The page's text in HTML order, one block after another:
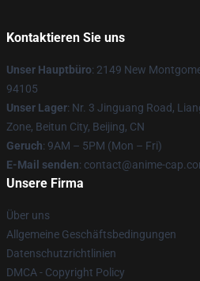
Kontaktieren Sie uns
Unser Hauptbüro: 2149 New
94105
Unser Lager: Nr. 3 Jinguang Road,
Zone, Beitun City, Beijing, CN
Geruch: 9AM – 5PM (Mon – Fri)
E-Mail senden: contact@anime-
Unsere Firma
Über uns
Allgemeine Geschäftsbedingungen
Datenschutzrichtlinien
DMCA - Copyright Policy